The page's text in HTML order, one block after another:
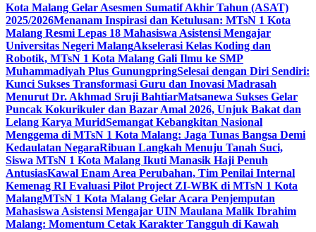
Kota Malang Gelar Asesmen Sumatif Akhir Tahun (ASAT)
2025/2026Menanam Inspirasi dan Ketulusan: MTsN 1 Kota
Malang Resmi Lepas 18 Mahasiswa Asistensi Mengajar
Universitas Negeri MalangAkselerasi Kelas Koding dan
Robotik, MTsN 1 Kota Malang Gali Ilmu ke SMP
Muhammadiyah Plus GunungpringSelesai dengan Diri Sendiri:
Kunci Sukses Transformasi Guru dan Inovasi Madrasah
Menurut Dr. Akhmad Sruji BahtiarMatsanewa Sukses Gelar
Puncak Kokurikuler dan Bazar Amal 2026, Unjuk Bakat dan
Lelang Karya MuridSemangat Kebangkitan Nasional
Menggema di MTsN 1 Kota Malang: Jaga Tunas Bangsa Demi
Kedaulatan NegaraRibuan Langkah Menuju Tanah Suci,
Siswa MTsN 1 Kota Malang Ikuti Manasik Haji Penuh
AntusiasKawal Enam Area Perubahan, Tim Penilai Internal
Kemenag RI Evaluasi Pilot Project ZI-WBK di MTsN 1 Kota
MalangMTsN 1 Kota Malang Gelar Acara Penjemputan
Mahasiswa Asistensi Mengajar UIN Maulana Malik Ibrahim
Malang: Momentum Cetak Karakter Tangguh di Kawah